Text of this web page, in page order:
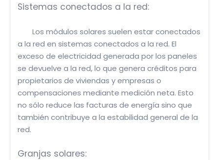
Sistemas conectados a la red:
Los módulos solares suelen estar conectados
a la red en sistemas conectados a la red. El
exceso de electricidad generada por los paneles
se devuelve a la red, lo que genera créditos para
propietarios de viviendas y empresas o
compensaciones mediante medición neta. Esto
no sólo reduce las facturas de energía sino que
también contribuye a la estabilidad general de la
red.
Granjas solares: